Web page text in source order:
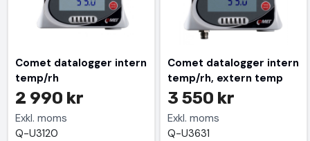
Comet datalogger intern
temp/rh
2 990 kr
Exkl. moms
Q-U3120
Comet datalogger intern
temp/rh, extern temp
3 550 kr
Exkl. moms
Q-U3631